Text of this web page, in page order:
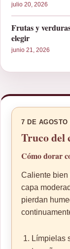
julio 20, 2026
Frutas y
elegir
junio 21, 2026
7 DE AGOSTO
Truco del
Cómo dorar
Caliente bien
capa
pierdan
Límpielas